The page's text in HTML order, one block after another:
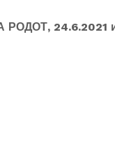
24.6.2021